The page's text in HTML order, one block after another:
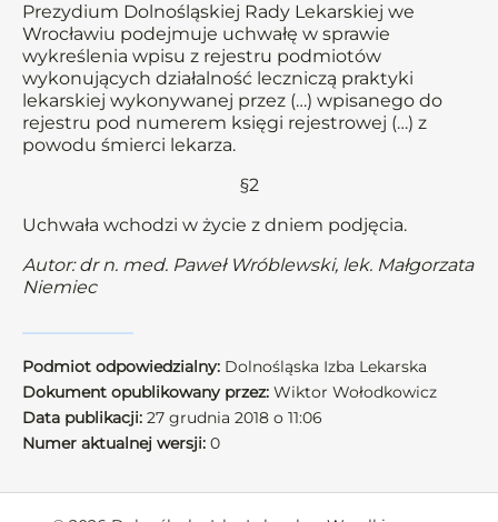
Prezydium Dolnośląskiej Rady Lekarskiej we
Wrocławiu podejmuje uchwałę w sprawie
wykreślenia wpisu z rejestru podmiotów
wykonujących działalność leczniczą praktyki
lekarskiej wykonywanej przez (…) wpisanego do
rejestru pod numerem księgi rejestrowej (…) z
powodu śmierci lekarza.
§2
Uchwała wchodzi w życie z dniem podjęcia.
Autor: dr n. med. Paweł Wróblewski, lek. Małgorzata
Niemiec
Podmiot odpowiedzialny: Dolnośląska Izba Lekarska
Dokument opublikowany przez: Wiktor Wołodkowicz
Data publikacji: 27 grudnia 2018 o 11:06
Numer aktualnej wersji: 0